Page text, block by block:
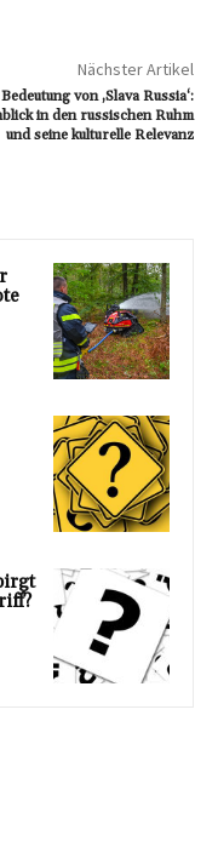
Nächster Artikel
von ‚Slava Russia‘:
in den russischen Ruhm
und seine kulturelle Relevanz